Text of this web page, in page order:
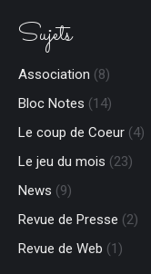
opens
window
opens
window
new
windowwindow
Sujets
Association (8)
Bloc Notes (14)
Le coup de Coeur (4)
Le jeu du mois (23)
News (9)
Revue de Presse (2)
Revue de Web (1)